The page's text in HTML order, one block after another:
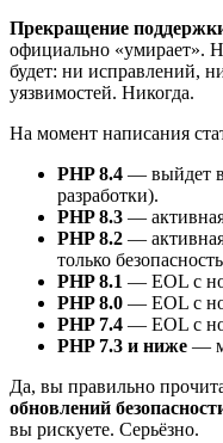
Прекращение
официально «умирает».
будет: ни исправлений,
уязвимостей. Никогда.
На момент написания
PHP 8.4 — выйдет в
разработки).
PHP 8.3 —
PHP 8.2 —
только
PHP 8.1 — EOL с
PHP 8.0 — EOL с
PHP 7.4 — EOL с
PHP 7.3 и ниже —
Да, вы правильно
обновлений
вы рискуете. Серьёзно.